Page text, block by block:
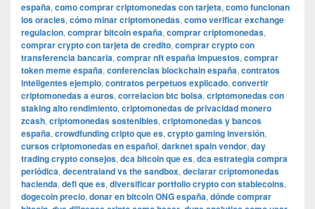
españa, como comprar criptomonedas con tarjeta, como funcionan
los oracles, cómo minar criptomonedas, como verificar exchange
regulacion, comprar bitcoin españa, comprar criptomonedas,
comprar crypto con tarjeta de credito, comprar crypto con
transferencia bancaria, comprar nft españa impuestos, comprar
token meme españa, conferencias blockchain españa, contratos
inteligentes ejemplo, contratos perpetuos explicado, convertir
criptomonedas a euros, correlacion btc bolsa, criptomonedas con
staking alto rendimiento, criptomonedas de privacidad monero
zcash, criptomonedas sostenibles, criptomonedas y bancos
españa, crowdfunding cripto que es, crypto gaming inversión,
cursos criptomonedas en español, darknet spain vendor, day
trading crypto consejos, dca bitcoin que es, dca estrategia compra
periódica, decentraland vs the sandbox, declarar criptomonedas
hacienda, defi que es, diversificar portfolio crypto con stablecoins,
dogecoin precio, donar en bitcoin ONG españa, dónde comprar